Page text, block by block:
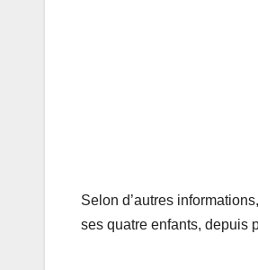
Selon d’autres
ses quatre enfants, depuis